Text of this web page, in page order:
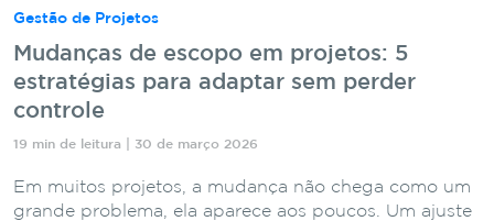
Gestão de Projetos
Mudanças de escopo em projetos: 5
estratégias para adaptar sem perder
controle
19 min de leitura | 30 de março 2026
Em muitos projetos, a mudança não chega como um
grande problema, ela aparece aos poucos. Um ajuste